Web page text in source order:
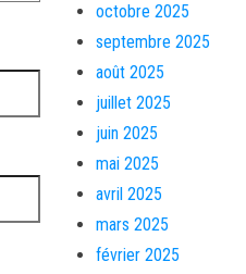
octobre 2025
septembre 2025
août 2025
juillet 2025
juin 2025
mai 2025
avril 2025
mars 2025
février 2025